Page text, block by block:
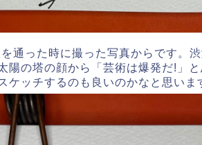
通った時に撮った写真からです。
陽の塔の顔から「芸術は爆発だ!」
ケッチするのも良いのかなと思いま